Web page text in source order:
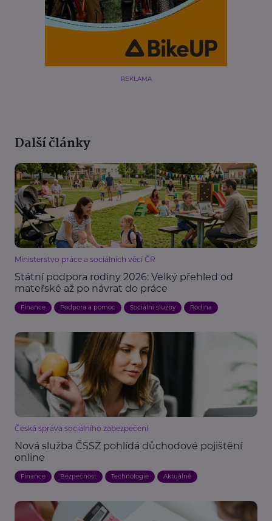
REKLAMA
Další články
Ministerstvo práce a sociálních věcí ČR
Státní podpora rodiny 2026: Velký přehled od
mateřské až po návrat do práce
Finance Podpora a pomoc Sociální služby Rodina
Česká správa sociálního zabezpečení
Nová služba ČSSZ pohlídá důchodové pojištění
online
Finance Bezpečnost Technologie Aktuálně